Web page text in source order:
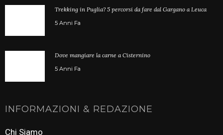
Trekking in Puglia? 5 percorsi da fare dal Gargano a Leuca
5 Anni Fa
Dove mangiare la carne a Cisternino
5 Anni Fa
INFORMAZIONI & REDAZIONE
Chi Siamo